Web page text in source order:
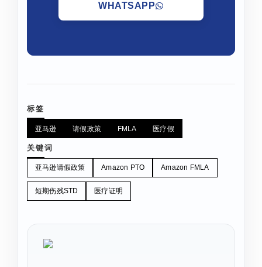
WHATSAPP
标签
亚马逊 请假政策 FMLA 医疗假
关键词
亚马逊请假政策 Amazon PTO Amazon FMLA
短期伤残STD 医疗证明